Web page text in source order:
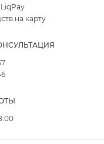
на карту